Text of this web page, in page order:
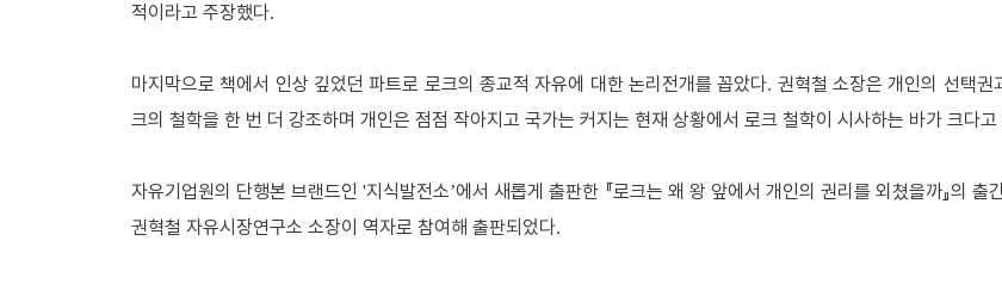
적이라고 주장했다.
마지막으로 책에서 인상 깊었던 파트로 로크의 종교적 자유에 대한 논리전개를 꼽았다. 권혁철 소장은 개인의 선택
크의 철학을 한 번 더 강조하며 개인은 점점 작아지고 국가는 커지는 현재 상황에서 로크 철학이 시사하는 바가 크다
자유기업원의 단행본 브랜드인'지식발전소’에서 새롭게 출판한 『로크는 왜 왕 앞에서 개인의 권리를 외쳤을까』의 출
권혁철 자유시장연구소 소장이 역자로 참여해 출판되었다.